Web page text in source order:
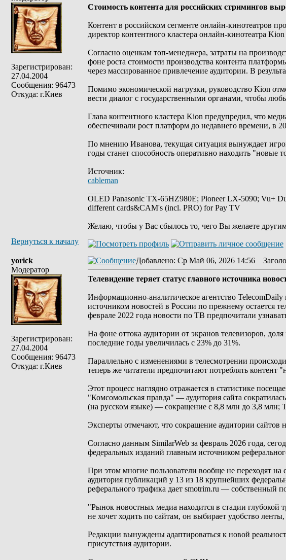
Зарегистрирован:
27.04.2004
Сообщения: 96473
Откуда: г.Киев
Стоимость контента для российских стримингов
Контент в российском сегменте онлайн-кинотеатров
директор контентного кластера онлайн-кинотеатра
Согласно оценкам топ-менеджера, затраты на
фоне роста стоимости производства контента
через массированное привлечение аудитории. В
Помимо экономической нагрузки, руководство Kion
вести диалог с государственными органами, чтобы
Глава контентного кластера Kion предупредил, что
обеспечивали рост платформ до недавнего времени, в
По мнению Иванова, текущая ситуация вынуждает
годы станет способность оперативно находить "новые
Источник:
cableman
OLED Panasonic TX-65HZ980E; Pioneer LX-5090; Vu+
different cards&CAM's (incl. PRO) for Pay TV
Желаю, чтобы у Вас сбылось то, чего Вы желаете
Вернуться к началу
yorick
Модератор
Зарегистрирован:
27.04.2004
Сообщения: 96473
Откуда: г.Киев
Добавлено: Ср Май 06, 2026 14:56
Телевидение теряет статус главного источника
Информационно-аналитическое агентство
источником новостей в России по прежнему остается
феврале 2022 года новости по ТВ предпочитали
На фоне оттока аудитории от экранов телевизоров,
последние годы увеличилась с 23% до 31%.
Параллельно с изменениями в телесмотрении
теперь же читатели предпочитают потреблять
Этот процесс наглядно отражается в статистике
"Комсомольская правда" — аудитория сайта
(на русском языке) — сокращение с 8,8 млн до 3,8
Эксперты отмечают, что сокращение аудитории
Согласно данным SimilarWeb за февраль 2026 года,
федеральных изданий главным источником
При этом многие пользователи вообще не переходят
аудитория публикаций у 13 из 18 крупнейших
реферального трафика дает smotrim.ru — собственный
"Рынок новостных медиа находится в стадии
не хочет ходить по сайтам, он выбирает удобство
Редакции вынуждены адаптироваться к новой
присутствия аудитории.